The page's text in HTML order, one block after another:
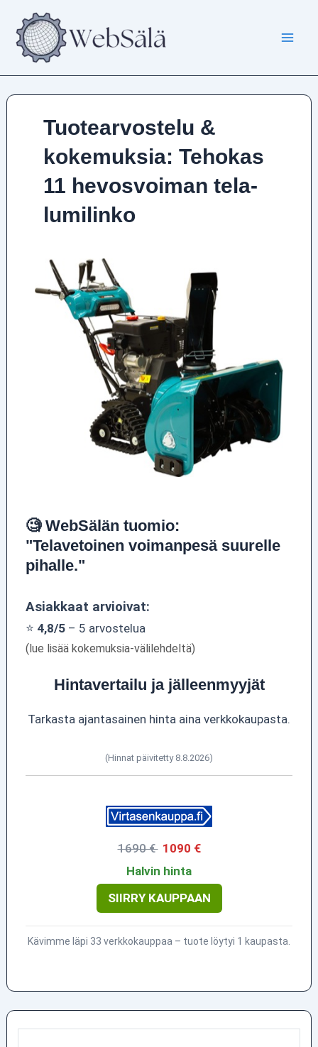
sisältöön
Tuotearvostelu &
kokemuksia: Tehokas
11 hevosvoiman tela-
lumilinko
🧐 WebSälän tuomio:
"Telavetoinen voimanpesä suurelle
pihalle."
Asiakkaat arvioivat:
⭐ 4,8/5– 5 arvostelua
(lue lisää kokemuksia-välilehdeltä)
Hintavertailu ja jälleenmyyjät
Tarkasta ajantasainen hinta aina verkkokaupasta.
(Hinnat päivitetty 8.8.2026)
1690 € 1090 €
Halvin hinta
SIIRRY KAUPPAAN
Kävimme läpi 33 verkkokauppaa – tuote löytyi 1 kaupasta.